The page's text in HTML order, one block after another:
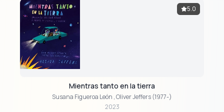
5.0
Mientras tanto en la tierra
Susana Figueroa León ,Oliver Jeffers (1977-)
2023